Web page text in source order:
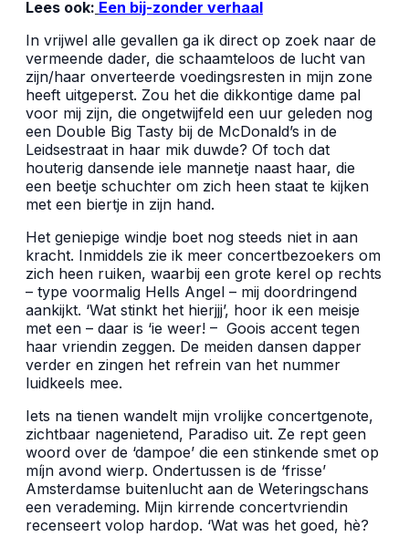
Lees ook: Een bij-zonder verhaal
In vrijwel alle gevallen ga ik direct op zoek naar de
vermeende dader, die schaamteloos de lucht van
zijn/haar onverteerde voedingsresten in mijn zone
heeft uitgeperst. Zou het die dikkontige dame pal
voor mij zijn, die ongetwijfeld een uur geleden nog
een Double Big Tasty bij de McDonald’s in de
Leidsestraat in haar mik duwde? Of toch dat
houterig dansende iele mannetje naast haar, die
een beetje schuchter om zich heen staat te kijken
met een biertje in zijn hand.
Het geniepige windje boet nog steeds niet in aan
kracht. Inmiddels zie ik meer concertbezoekers om
zich heen ruiken, waarbij een grote kerel op rechts
– type voormalig Hells Angel – mij doordringend
aankijkt. ‘Wat stinkt het hierjjj’, hoor ik een meisje
met een – daar is ‘ie weer! – Goois accent tegen
haar vriendin zeggen. De meiden dansen dapper
verder en zingen het refrein van het nummer
luidkeels mee.
Iets na tienen wandelt mijn vrolijke concertgenote,
zichtbaar nagenietend, Paradiso uit. Ze rept geen
woord over de ‘dampoe’ die een stinkende smet op
míjn avond wierp. Ondertussen is de ‘frisse’
Amsterdamse buitenlucht aan de Weteringschans
een verademing. Mijn kirrende concertvriendin
recenseert volop hardop. ‘Wat was het goed, hè?